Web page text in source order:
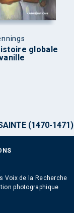
globale
(1470-1471)
Voix de la Recherche
photographique